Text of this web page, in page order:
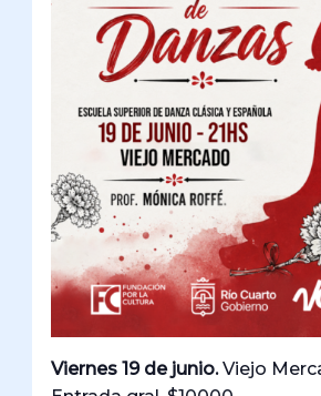
Viernes 19 de junio.Viejo